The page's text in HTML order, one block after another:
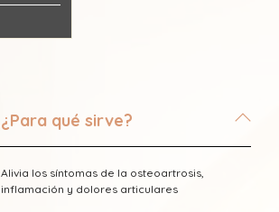
¿Para qué sirve?
Alivia los síntomas de la osteoartrosis,
inflamación y dolores articulares